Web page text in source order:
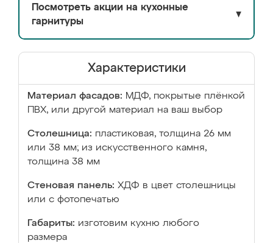
Посмотреть акции на кухонные
гарнитуры
▼
Характеристики
Материал фасадов: МДФ, покрытые плёнкой
ПВХ, или другой материал на ваш выбор
Столешница: пластиковая, толщина 26 мм
или 38 мм; из искусственного камня,
толщина 38 мм
Стеновая панель: ХДФ в цвет столешницы
или с фотопечатью
Габариты: изготовим кухню любого
размера